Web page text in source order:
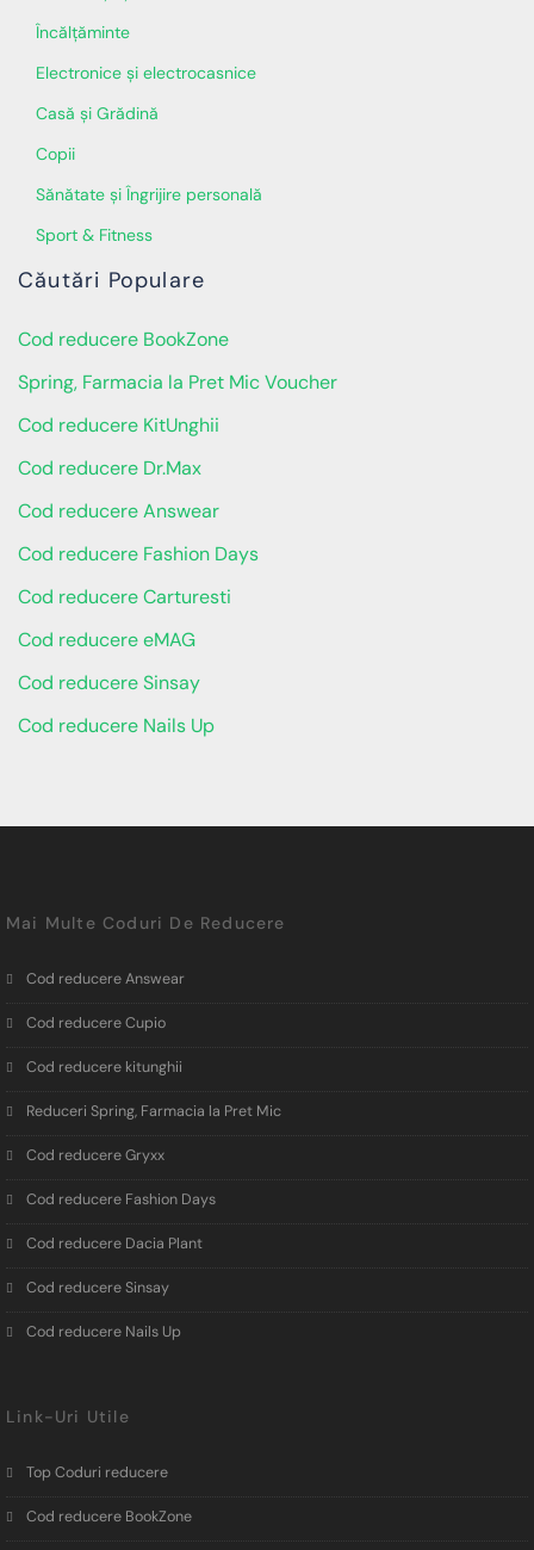
Încălţăminte
Electronice și electrocasnice
Casă și Grădină
Copii
Sănătate și Îngrijire personală
Sport & Fitness
Căutări Populare
Cod reducere BookZone
Spring, Farmacia la Pret Mic Voucher
Cod reducere KitUnghii
Cod reducere Dr.Max
Cod reducere Answear
Cod reducere Fashion Days
Cod reducere Carturesti
Cod reducere eMAG
Cod reducere Sinsay
Cod reducere Nails Up
Mai Multe Coduri De Reducere
Cod reducere Answear
Cod reducere Cupio
Cod reducere kitunghii
Reduceri Spring, Farmacia la Pret Mic
Cod reducere Gryxx
Cod reducere Fashion Days
Cod reducere Dacia Plant
Cod reducere Sinsay
Cod reducere Nails Up
Link-Uri Utile
Top Coduri reducere
Cod reducere BookZone